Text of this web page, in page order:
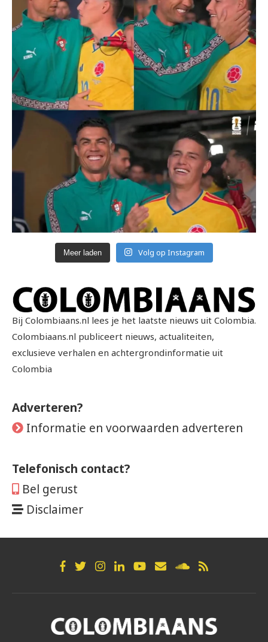
Meer laden Volg op Instagram
Bij Colombiaans.nl lees je het laatste nieuws uit Colombia.
Colombiaans.nl publiceert nieuws, actualiteiten,
exclusieve verhalen en achtergrondinformatie uit
Colombia
Adverteren?
Informatie en voorwaarden adverteren
Telefonisch contact?
Bel gerust
Disclaimer